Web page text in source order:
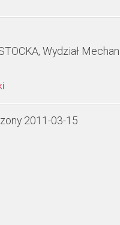
Wydział
2011-03-15